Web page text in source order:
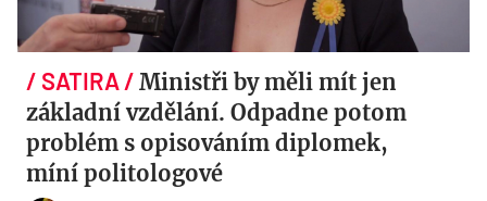
Ministři by měli mít jen
základní vzdělání. Odpadne potom
problém s opisováním diplomek,
míní politologové